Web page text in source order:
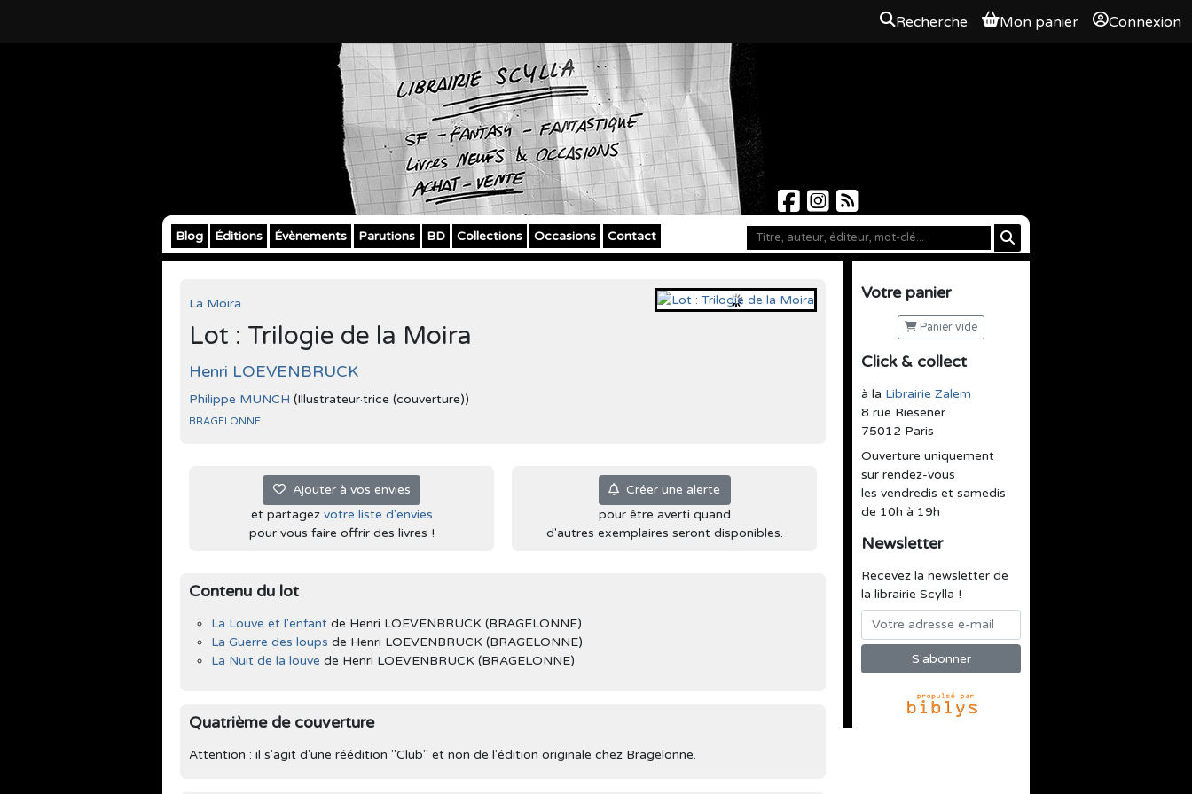
Recherche Mon panier Connexion
Blog Éditions Évènements Parutions BD Collections Occasions Contact
Votre panier
Panier vide
Click & collect
à la Librairie Zalem
8 rue Riesener
75012 Paris
Ouverture uniquement
sur rendez-vous
les vendredis et samedis
de 10h à 19h
Newsletter
Recevez la newsletter de
la librairie Scylla !
La Moïra
Lot : Trilogie de la Moira
Henri LOEVENBRUCK
Philippe MUNCH (Illustrateur·trice (couverture))
BRAGELONNE
Ajouter à vos envies
et partagez votre liste d'envies
pour vous faire offrir des livres !
Créer une alerte
pour être averti quand
d'autres exemplaires seront disponibles.
Contenu du lot
La Louve et l'enfant de Henri LOEVENBRUCK (BRAGELONNE)
La Guerre des loups de Henri LOEVENBRUCK (BRAGELONNE)
La Nuit de la louve de Henri LOEVENBRUCK (BRAGELONNE)
Quatrième de couverture
Attention : il s'agit d'une réédition "Club" et non de l'édition originale chez Bragelonne.